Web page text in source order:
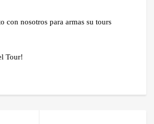
con nosotros para armas su tours
Tour!